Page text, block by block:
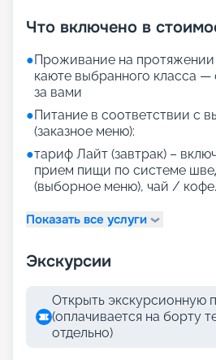
Что включено в
●Проживание на
каюте выбранного класса —
за вами
●Питание в соответствии с
(заказное меню):
●тариф Лайт (завтрак) –
прием пищи по системе
(выборное меню), чай / кофе.
Показать все услуги
Экскурсии
Открыть экскурсионную
(оплачивается на борту
отдельно)